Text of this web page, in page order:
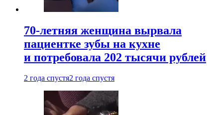
70-летняя женщина вырвала
пациентке зубы на кухне
и потребовала 202 тысячи рублей
2 года спустя2 года спустя